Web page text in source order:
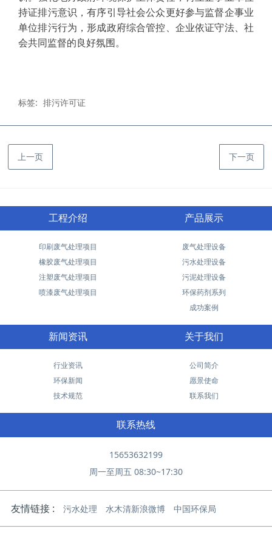
持证排污意识，有序引导社会公众更好参与监督企事业
单位排污行为，形成政府综合管控、企业依证守法、社
会共同监督的良好氛围。
标签: 排污许可证
上一页 下一页
工程介绍
印刷废气处理项目
橡胶废气处理项目
注塑废气处理项目
喷漆废气处理项目
产品展示
废气处理设备
污水处理设备
污泥处理设备
环保药剂系列
成功案例
新闻资讯
行业资讯
环保新闻
技术规范
关于我们
公司简介
愿景使命
联系我们
联系热线
15653632199
周一至周五 08:30~17:30
友情链接 : 污水处理 水木清新浪微博 中国环保局